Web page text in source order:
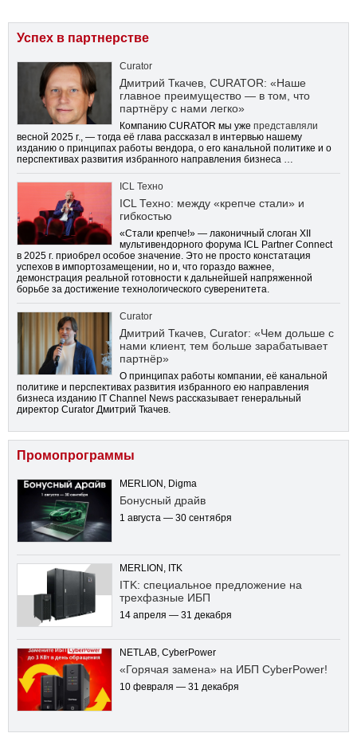
Успех в партнерстве
Curator
Дмитрий Ткачев, CURATOR: «Наше
главное преимущество — в том, что
партнёру с нами легко»
Компанию CURATOR мы уже представляли
весной 2025 г., — тогда её глава рассказал в интервью нашему
изданию о принципах работы вендора, о его канальной политике и о
перспективах развития избранного направления бизнеса …
ICL Техно
ICL Техно: между «крепче стали» и
гибкостью
«Стали крепче!» — лаконичный слоган XII
мультивендорного форума ICL Partner Connect
в 2025 г. приобрел особое значение. Это не просто констатация
успехов в импортозамещении, но и, что гораздо важнее,
демонстрация реальной готовности к дальнейшей напряженной
борьбе за достижение технологического суверенитета.
Curator
Дмитрий Ткачев, Curator: «Чем дольше с
нами клиент, тем больше зарабатывает
партнёр»
О принципах работы компании, её канальной
политике и перспективах развития избранного ею направления
бизнеса изданию IT Channel News рассказывает генеральный
директор Curator Дмитрий Ткачев.
Промопрограммы
MERLION, Digma
Бонусный драйв
1 августа — 30 сентября
MERLION, ITK
ITK: специальное предложение на
трехфазные ИБП
14 апреля — 31 декабря
NETLAB, CyberPower
«Горячая замена» на ИБП CyberPower!
10 февраля — 31 декабря